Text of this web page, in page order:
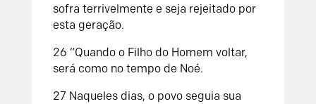
sofra terrivelmente e seja rejeitado por
esta geração.
26 “Quando o Filho do Homem voltar,
será como no tempo de Noé.
27 Naqueles dias, o povo seguia sua